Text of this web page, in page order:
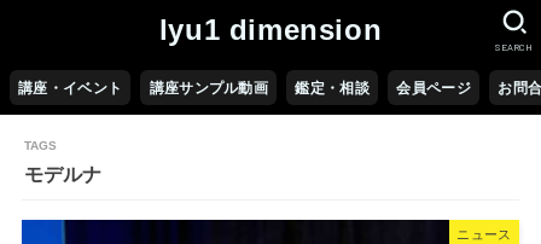
lyu1 dimension
講座・イベント 講座サンプル動画 鑑定・相談 会員ページ お問
SEARCH
モデルナ
ニュース